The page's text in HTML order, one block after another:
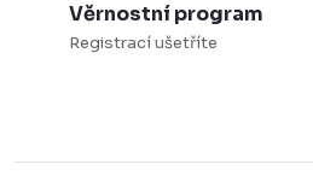
Věrnostní program
Registrací ušetříte